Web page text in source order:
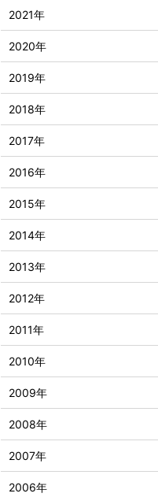
2021年
2020年
2019年
2018年
2017年
2016年
2015年
2014年
2013年
2012年
2011年
2010年
2009年
2008年
2007年
2006年